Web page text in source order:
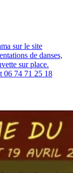
sur le site
de danses,
sur place.
06 74 71 25 18